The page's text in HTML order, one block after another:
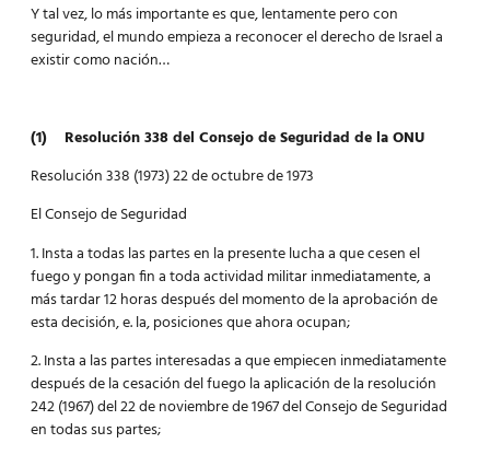
Y tal vez, lo más importante es que, lentamente pero con
seguridad, el mundo empieza a reconocer el derecho de Israel a
existir como nación…
(1) Resolución 338 del Consejo de Seguridad de la ONU
Resolución 338 (1973) 22 de octubre de 1973
El Consejo de Seguridad
1. Insta a todas las partes en la presente lucha a que cesen el
fuego y pongan fin a toda actividad militar inmediatamente, a
más tardar 12 horas después del momento de la aprobación de
esta decisión, e. la, posiciones que ahora ocupan;
2. Insta a las partes interesadas a que empiecen inmediatamente
después de la cesación del fuego la aplicación de la resolución
242 (1967) del 22 de noviembre de 1967 del Consejo de Seguridad
en todas sus partes;